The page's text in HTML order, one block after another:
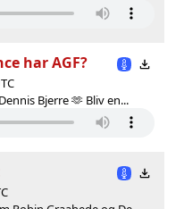
har AGF?
Bjerre 🫶 Bliv en...